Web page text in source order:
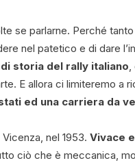
se parlarne. Perché
nel patetico e di dare
storia del rally italiano,
E allora ci limiteremo a
ed una carriera da
nel 1953. Vivace
ciò che è meccanica,